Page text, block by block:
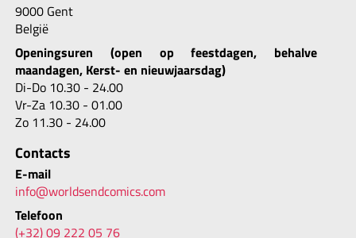
9000 Gent
België
Openingsuren (open op feestdagen, behalve
maandagen, Kerst- en nieuwjaarsdag)
Di-Do 10.30 - 24.00
Vr-Za 10.30 - 01.00
Zo 11.30 - 24.00
Contacts
E-mail
info@worldsendcomics.com
Telefoon
(+32) 09 222 05 76